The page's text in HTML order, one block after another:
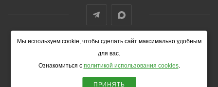
Мы используем cookie, чтобы сделать сайт максимально удобным
для вас.
Ознакомиться с политикой использования cookies.
ПРИНЯТЬ
© 2014-2026 ФокусГео